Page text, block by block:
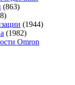
(863)
(1944)
(1982)
Omron